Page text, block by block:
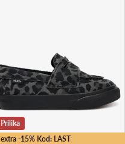
extra -15% Kod: LAST
Prilika